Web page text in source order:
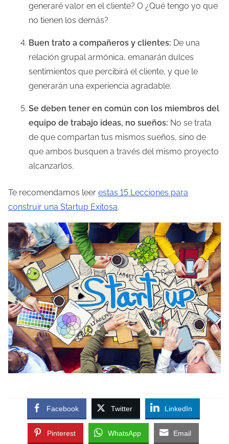
generaré valor en el cliente? O ¿Qué tengo yo que
no tienen los demás?
Buen trato a compañeros y clientes: De una
relación grupal armónica, emanarán dulces
sentimientos que percibirá el cliente, y que le
generarán una experiencia agradable.
Se deben tener en común con los miembros del
equipo de trabajo ideas, no sueños: No se trata
de que compartan tus mismos sueños, sino de
que ambos busquen a través del mismo proyecto
alcanzarlos.
Te recomendamos leer estas 15 Lecciones para
construir una Startup Exitosa.
Facebook Twitter LinkedIn
Pinterest WhatsApp Email